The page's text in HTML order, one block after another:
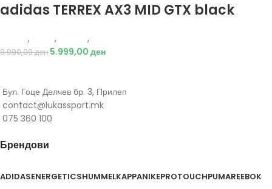
adidas TERREX AX3 MID GTX black
, , ,
9.990,00ден 5.999,00 ден
Бул. Гоце Делчев бр. 3, Прилеп
contact@lukassport.mk
075 360 100
Брендови
ADIDASENERGETICSHUMMELKAPPANIKEPROTOUCHPUMAREEBOK